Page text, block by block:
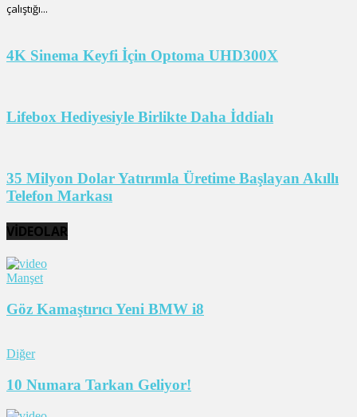
çalıştığı...
4K Sinema Keyfi İçin Optoma UHD300X
Lifebox Hediyesiyle Birlikte Daha İddialı
35 Milyon Dolar Yatırımla Üretime Başlayan Akıllı
Telefon Markası
VİDEOLAR
Manşet
Göz Kamaştırıcı Yeni BMW i8
Diğer
10 Numara Tarkan Geliyor!